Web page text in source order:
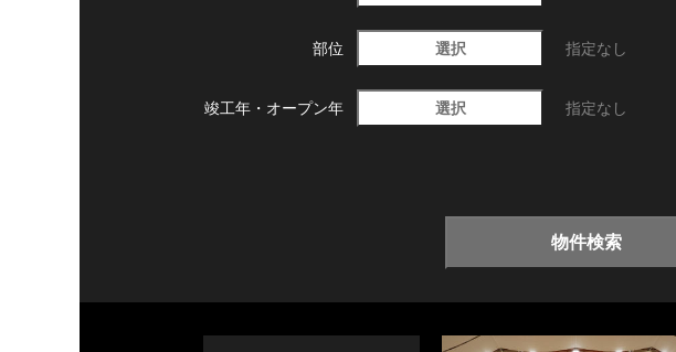
部位 選択 指定なし
竣工年・ オープン年 選択 指定なし
物件検索